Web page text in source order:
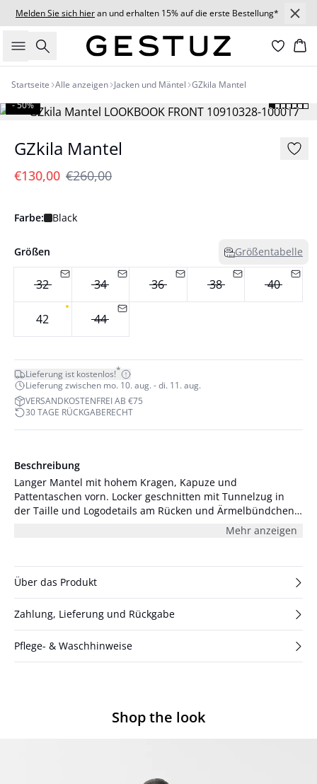
Melden Sie sich hieran und erhalten 15% auf die erste Bestellung*
Suche
Startseite Alle anzeigen Jacken und Mäntel GZkila Mantel
- 50%
GZkila Mantel
€130,00 €260,00
Farbe: Black
Größen Größentabelle
32 34 36 38 40
42 44
Lieferung ist kostenlos!*
Lieferung zwischen mo. 10. aug. - di. 11. aug.
VERSANDKOSTENFREI AB €75
30 TAGE RÜCKGABERECHT
Beschreibung
Langer Mantel mit hohem Kragen, Kapuze und
Pattentaschen vorn. Locker geschnitten mit Tunnelzug in
der Taille und Logodetails am Rücken und Ärmelbündchen
Mehr anzeigen
Über das Produkt
Zahlung, Lieferung und Rückgabe
Pflege- & Waschhinweise
Shop the look